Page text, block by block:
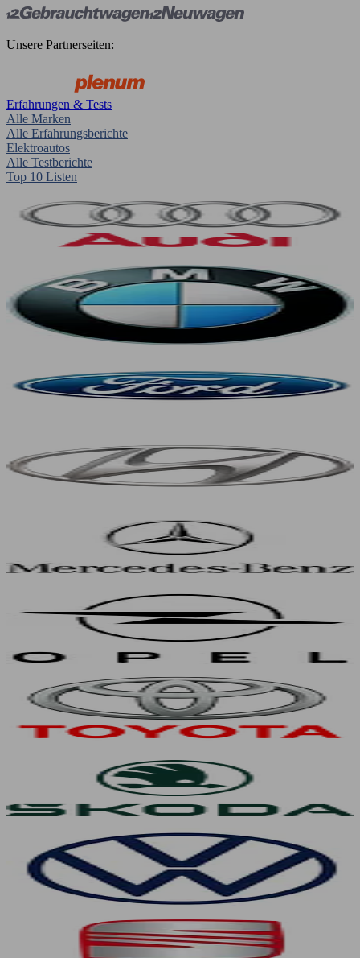
Unsere Partnerseiten:
Erfahrungen & Tests
Alle Marken
Alle Erfahrungsberichte
Elektroautos
Alle Testberichte
Top 10 Listen